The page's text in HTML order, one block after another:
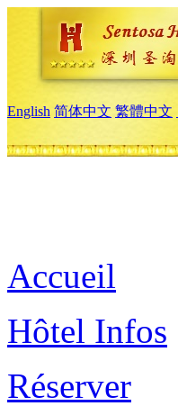
English 简体中文 繁體中文
Accueil
Hôtel Infos
Réserver